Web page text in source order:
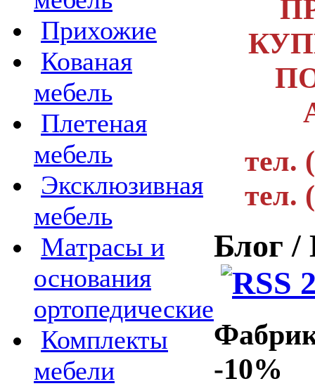
Прихожие
Кованая
мебель
Плетеная
мебель
Эксклюзивная
мебель
Матрасы и
основания
ортопедические
Комплекты
мебели
тел.
тел.
Блог /
-10%